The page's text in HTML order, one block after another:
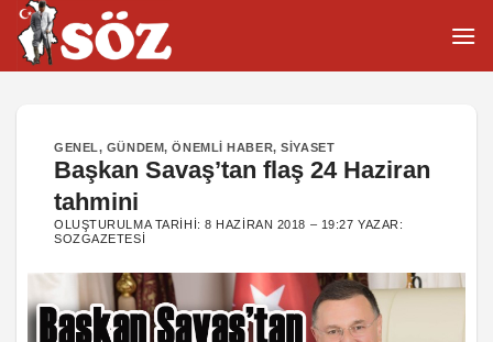
İçeriğe
atla
GENEL, GÜNDEM,ÖNEMLI HABER,SIYASET
Başkan Savaş’tan flaş 24 Haziran
tahmini
OLUŞTURULMA TARIHI:8 HAZIRAN 2018 – 19:27 YAZAR:
SOZGAZETESI